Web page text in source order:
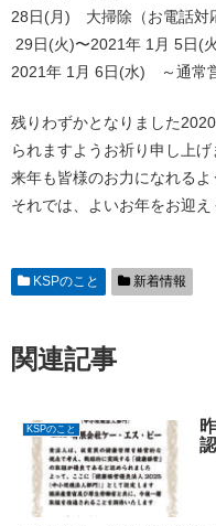
28日(月) 大掃除
29日(火)〜2021年 1月 5日(
2021年 1月 6日(水) ～通常
残りわずかとなりました
られますようお祈り申し上げ
来年も皆様のお力になれるよ
それでは、よいお年をお迎え
KSPのこと 新着情報
関連記事
KSPのこと